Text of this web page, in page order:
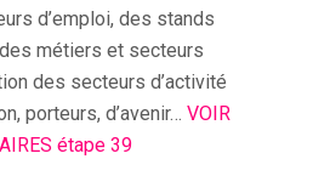
d’emploi, des stands
métiers et secteurs
des secteurs d’activité
porteurs, d’avenir… VOIR
étape 39